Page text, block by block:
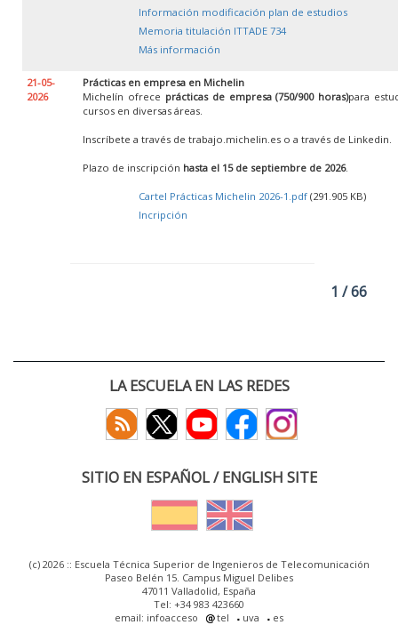
Información modificación plan de estudios
Memoria titulación ITTADE 734
Más información
21-05-
2026
Prácticas en empresa en Michelin
Michelín ofrece prácticas de empresa (750/900 horas)para
cursos en diversas áreas.
Inscríbete a través de trabajo.michelin.es o a través de Linkedin.
Plazo de inscripción hasta el 15 de septiembre de 2026.
Cartel Prácticas Michelin 2026-1.pdf (291.905 KB)
Incripción
1 / 66
LA ESCUELA EN LAS REDES
SITIO EN ESPAÑOL / ENGLISH SITE
(c) 2026 :: Escuela Técnica Superior de Ingenieros de Telecomunicación
Paseo Belén 15. Campus Miguel Delibes
47011 Valladolid, España
Tel: +34 983 423660
email: infoacceso
tel uva es